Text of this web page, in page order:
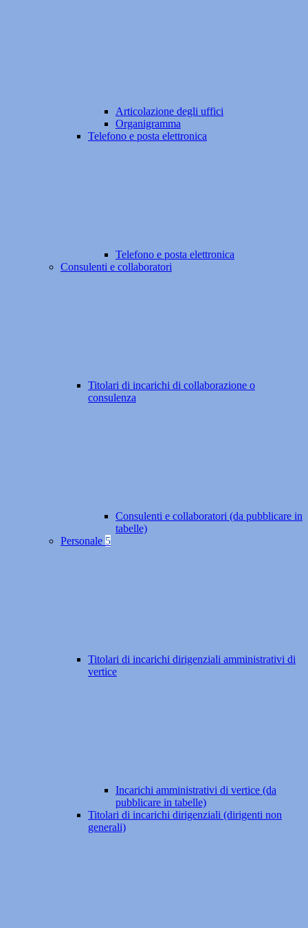
Articolazione degli uffici
Organigramma
Telefono e posta elettronica
Telefono e posta elettronica
Consulenti e collaboratori
Titolari di incarichi di collaborazione o
consulenza
Consulenti e collaboratori (da pubblicare in
tabelle)
Personale 5
Titolari di incarichi dirigenziali amministrativi di
vertice
Incarichi amministrativi di vertice (da
pubblicare in tabelle)
Titolari di incarichi dirigenziali (dirigenti non
generali)